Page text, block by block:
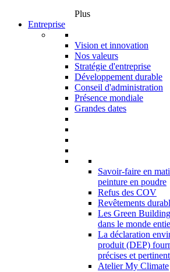
Plus
Entreprise
Vision et innovation
Nos valeurs
Stratégie d'entreprise
Développement durable
Conseil d'administration
Présence mondiale
Grandes dates
Savoir-faire en
peinture en poudre
Refus des COV
Revêtements
Les Green
dans le monde
La déclaration
produit (DEP)
précises et
Atelier My Climate